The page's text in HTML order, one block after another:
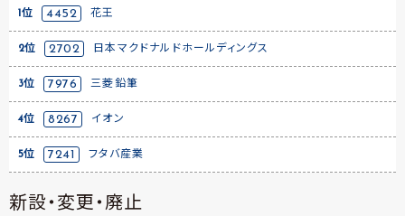
1位 4452 花王
2位 2702 日本マクドナルドホールディングス
3位 7976 三菱鉛筆
4位 8267 イオン
5位 7241 フタバ産業
新設・変更・廃止